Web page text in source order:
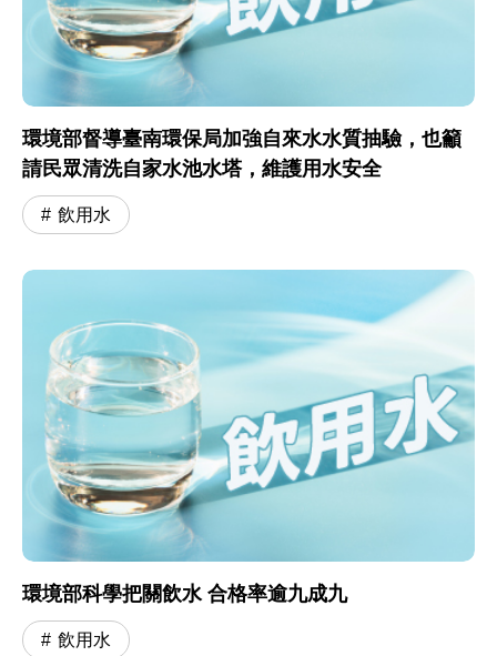
環境部督導臺南環保局加強自來水水質抽驗，也籲
請民眾清洗自家水池水塔，維護用水安全
飲用水
環境部科學把關飲水 合格率逾九成九
飲用水